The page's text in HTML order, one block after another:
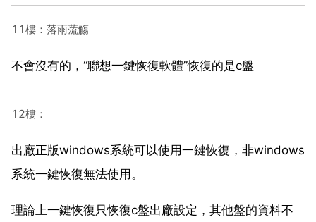
11樓：落雨蓅觴
不會沒有的，“聯想一鍵恢復軟體”恢復的是c盤
12樓：
出廠正版windows系統可以使用一鍵恢復，非windows
系統一鍵恢復無法使用。
理論上一鍵恢復只恢復c盤出廠設定，其他盤的資料不